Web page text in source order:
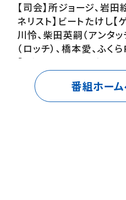
【司会】所ジョージ、岩
ネリスト】ビートたけし
川怜、柴田英嗣（アンタ
（ロッチ）、橋本愛、ふく
【ゲストナレーター
STYLE、三宅健太
番組内容
番組ホー